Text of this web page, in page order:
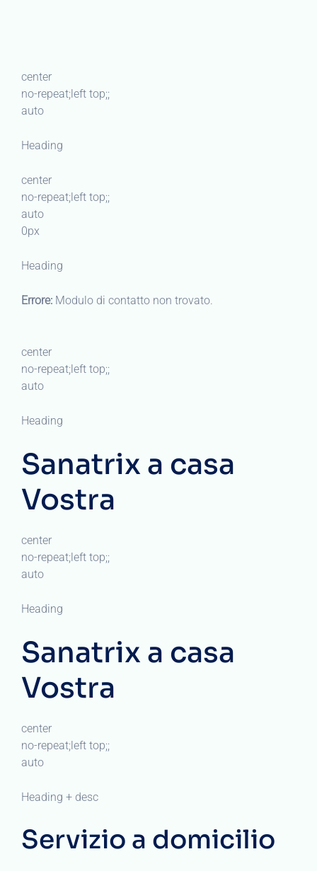
center
no-repeat;left top;;
auto
Heading
center
no-repeat;left top;;
auto
0px
Heading
Errore: Modulo di contatto non trovato.
center
no-repeat;left top;;
auto
Heading
Sanatrix a casa
Vostra
center
no-repeat;left top;;
auto
Heading
Sanatrix a casa
Vostra
center
no-repeat;left top;;
auto
Heading + desc
Servizio a domicilio